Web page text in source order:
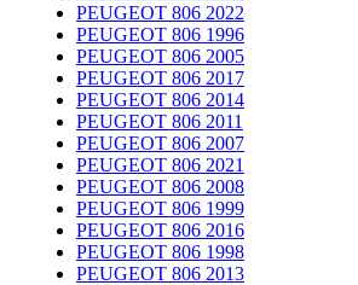
PEUGEOT 806 2022
PEUGEOT 806 1996
PEUGEOT 806 2005
PEUGEOT 806 2017
PEUGEOT 806 2014
PEUGEOT 806 2011
PEUGEOT 806 2007
PEUGEOT 806 2021
PEUGEOT 806 2008
PEUGEOT 806 1999
PEUGEOT 806 2016
PEUGEOT 806 1998
PEUGEOT 806 2013